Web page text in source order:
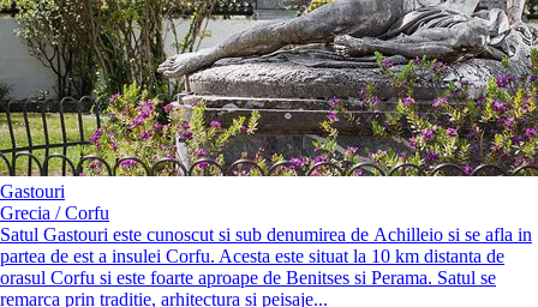
Gastouri
Grecia / Corfu
Satul Gastouri este cunoscut si sub denumirea de Aсhillеiο si se afla in
partea de est a insulei Corfu. Acesta este situat la 10 km distanta de
orasul Corfu si este foarte aproape de Benitses si Perama. Satul se
remarca prin traditie, arhitectura si peisaje...